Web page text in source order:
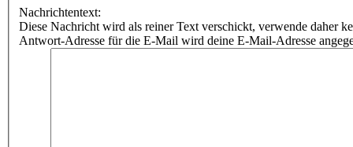
Nachrichtentext:
Diese Nachricht wird als reiner Text verschickt, verwende daher
Antwort-Adresse für die E-Mail wird deine E-Mail-Adresse